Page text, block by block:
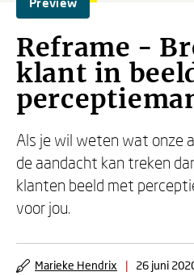
Reframe -
klant in
Als je wil weten wat onze
de aandacht kan treken
klanten beeld met
voor jou.
Marieke Hendrix | 26 juni